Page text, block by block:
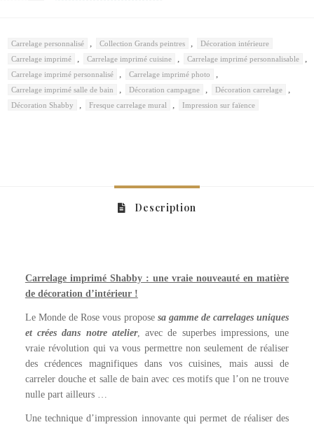
Carrelage personnalisé , Collection Grands peintres ,
Décoration intérieure
Carrelage imprimé
, Carrelage imprimé cuisine , Carrelage imprimé personnalisable ,
Carrelage imprimé personnalisé , Carrelage imprimé photo ,
Carrelage imprimé salle de bain , Décoration campagne , Décoration carrelage ,
Décoration Shabby , Fresque carrelage mural , Impression sur faïence
Description
Carrelage imprimé Shabby : une vraie nouveauté en matière
de décoration d’intérieur !
Le Monde de Rose vous propose sa gamme de carrelages uniques
et crées dans notre atelier, avec de superbes impressions, une
vraie révolution qui va vous permettre non seulement de réaliser
des crédences magnifiques dans vos cuisines, mais aussi de
carreler douche et salle de bain avec ces motifs que l’on ne trouve
nulle part ailleurs …
Une technique d’impression innovante qui permet de réaliser des